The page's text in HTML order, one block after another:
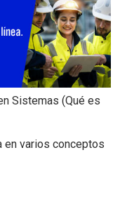
Sistemas (Qué es
en varios conceptos